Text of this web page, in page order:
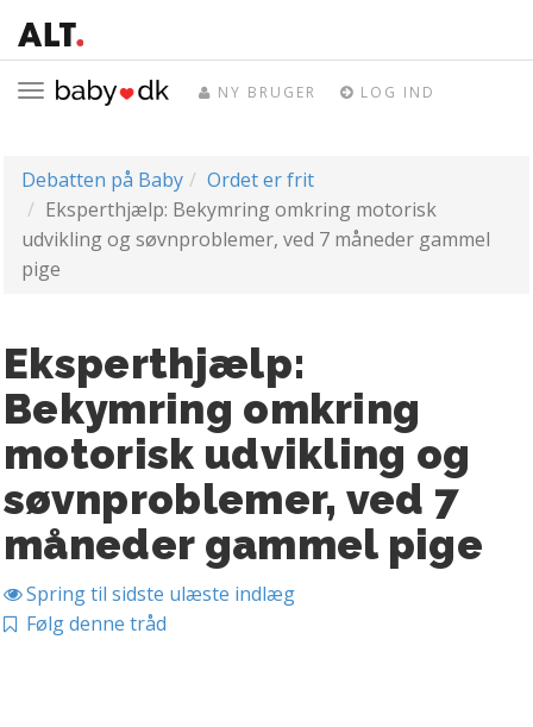
Toggle
NY BRUGER LOG IND
Debatten på Baby
Ordet er frit
Eksperthjælp: Bekymring omkring motorisk
udvikling og søvnproblemer, ved 7 måneder gammel
pige
Eksperthjælp:
Bekymring omkring
motorisk udvikling og
søvnproblemer, ved 7
måneder gammel pige
Spring til sidste ulæste indlæg
Følg denne tråd